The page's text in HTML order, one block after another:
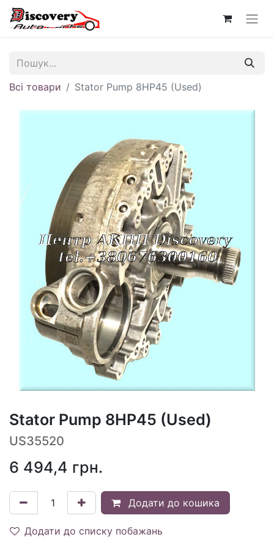
Всі товари Stator Pump 8HP45 (Used)
Stator Pump 8HP45 (Used)
US35520
6 494,4 грн.
Додати до кошика
Додати до списку побажань